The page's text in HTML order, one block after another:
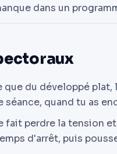
dans un
que du développé plat,
quand tu as
fait perdre la tension
d'arrêt, puis